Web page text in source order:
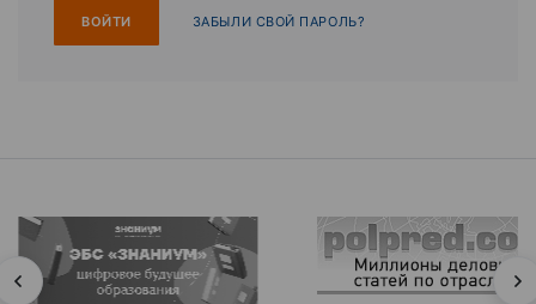
ЗАБЫЛИ СВОЙ ПАРОЛЬ?